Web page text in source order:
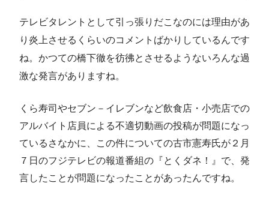
テレビタレントとして引っ張りだこなのには理由があ
り炎上させるくらいのコメントばかりしているんです
ね。かつての橋下徹を彷彿とさせるようないろんな過
激な発言がありますね。
くら寿司やセブン－イレブンなど飲食店・小売店での
アルバイト店員による不適切動画の投稿が問題になっ
ているさなかに、この件についての古市憲寿氏が２月
７日のフジテレビの報道番組の『とくダネ！』で、発
言したことが問題になったことがあったんですね。